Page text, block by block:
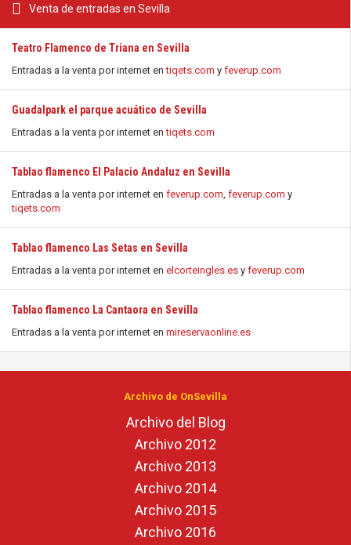
Venta de entradas en Sevilla
Teatro Flamenco de Triana en Sevilla
Entradas a la venta por internet entiqets.com y feverup.com
Guadalpark el parque acuático de Sevilla
Entradas a la venta por internet entiqets.com
Tablao flamenco El Palacio Andaluz en Sevilla
Entradas a la venta por internet en feverup.com, feverup.com y
tiqets.com
Tablao flamenco Las Setas en Sevilla
Entradas a la venta por internet en elcorteingles.es y feverup.com
Tablao flamenco La Cantaora en Sevilla
Entradas a la venta por internet en mireservaonline.es
Archivo de OnSevilla
Archivo del Blog
Archivo 2012
Archivo 2013
Archivo 2014
Archivo 2015
Archivo 2016